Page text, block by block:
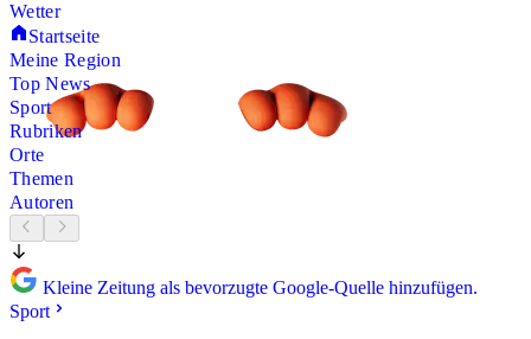
Wetter
Startseite
Meine Region
Top News
Sport
Rubriken
Orte
Themen
Autoren
Kleine Zeitung als bevorzugte Google-Quelle hinzufügen.
Sport